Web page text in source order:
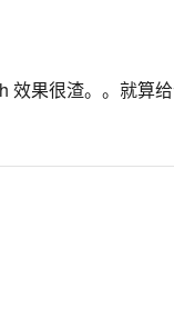
效果很渣。。就算